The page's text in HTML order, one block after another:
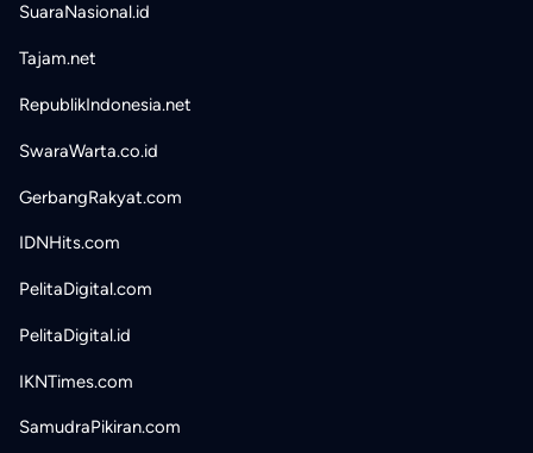
SuaraNasional.id
Tajam.net
RepublikIndonesia.net
SwaraWarta.co.id
GerbangRakyat.com
IDNHits.com
PelitaDigital.com
PelitaDigital.id
IKNTimes.com
SamudraPikiran.com